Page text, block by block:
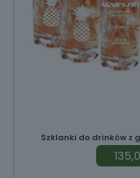
Szklanki do drinków z